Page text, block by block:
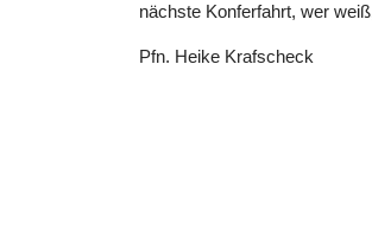
nächste Konferfahrt, wer
Pfn. Heike Krafscheck